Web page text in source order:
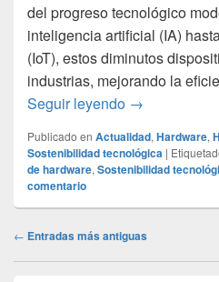
del progreso tecnológico
inteligencia artificial (IA)
(IoT), estos diminutos
industrias, mejorando la
Seguir leyendo El impacto
→
Publicado en Actualidad, Hardware,
Sostenibilidad tecnológica |
de hardware, Sostenibilidad
comentario
Navegación
← Entradas más antiguas